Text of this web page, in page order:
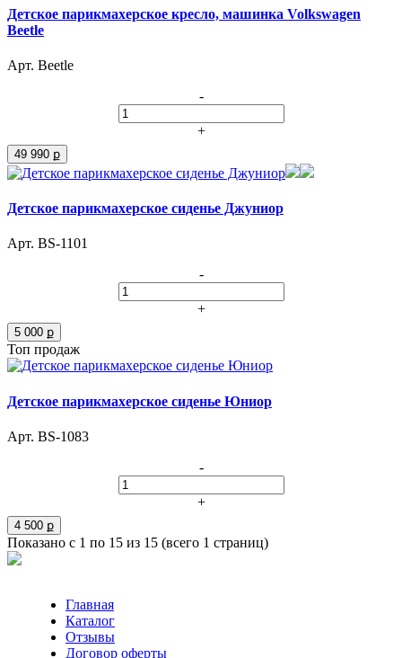
Детское парикмахерское кресло, машинка Volkswagen
Beetle
Арт. Beetle
-
+
49 990 ք
Детское парикмахерское сиденье Джуниор
Арт. BS-1101
-
+
5 000 ք
Топ продаж
Детское парикмахерское сиденье Юниор
Арт. BS-1083
-
+
4 500 ք
Показано с 1 по 15 из 15 (всего 1 страниц)
Главная
Каталог
Отзывы
Договор оферты